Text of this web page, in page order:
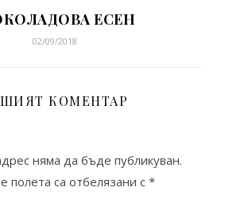
ЕСЕН
02/09/2018
КОМЕНТАР
няма да бъде публикуван.
полета са отбелязани с *